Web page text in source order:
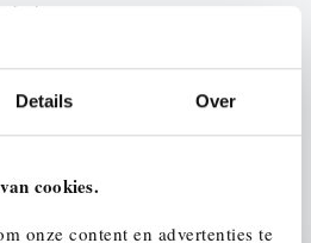
Details Over
cookies.
onze content en advertenties te
Leder
BTW